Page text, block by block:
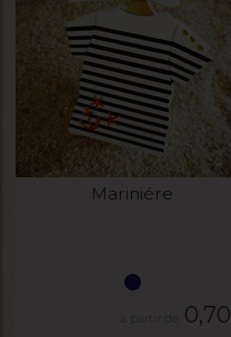
Mariniére
0,70